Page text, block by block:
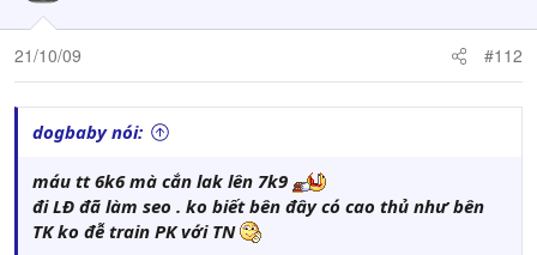
21/10/09 #112
dogbaby nói:
máu tt 6k6 mà cắn lak lên 7k9
đi LĐ đã làm seo . ko biết bên đây có cao thủ như bên
TK ko đễ train PK với TN